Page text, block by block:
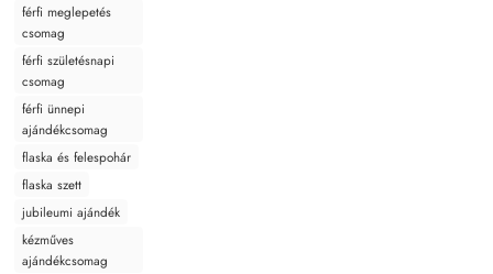
férfi meglepetés
csomag
férfi születésnapi
csomag
férfi ünnepi
ajándékcsomag
flaska és felespohár
flaska szett
jubileumi ajándék
kézműves
ajándékcsomag